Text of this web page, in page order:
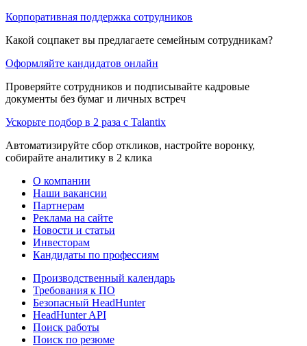
Корпоративная поддержка сотрудников
Какой соцпакет вы предлагаете семейным сотрудникам?
Оформляйте кандидатов онлайн
Проверяйте сотрудников и подписывайте кадровые
документы без бумаг и личных встреч
Ускорьте подбор в 2 раза с Talantix
Автоматизируйте сбор откликов, настройте воронку,
собирайте аналитику в 2 клика
О компании
Наши вакансии
Партнерам
Реклама на сайте
Новости и статьи
Инвесторам
Кандидаты по профессиям
Производственный календарь
Требования к ПО
Безопасный HeadHunter
HeadHunter API
Поиск работы
Поиск по резюме